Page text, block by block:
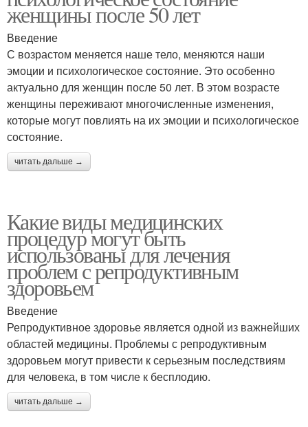
женщины после 50 лет
Введение
С возрастом меняется наше тело, меняются наши
эмоции и психологическое состояние. Это особенно
актуально для женщин после 50 лет. В этом возрасте
женщины переживают многочисленные изменения,
которые могут повлиять на их эмоции и психологическое
состояние.
читать дальше →
Какие виды медицинских
процедур могут быть
использованы для лечения
проблем с репродуктивным
здоровьем
Введение
Репродуктивное здоровье является одной из важнейших
областей медицины. Проблемы с репродуктивным
здоровьем могут привести к серьезным последствиям
для человека, в том числе к бесплодию.
читать дальше →